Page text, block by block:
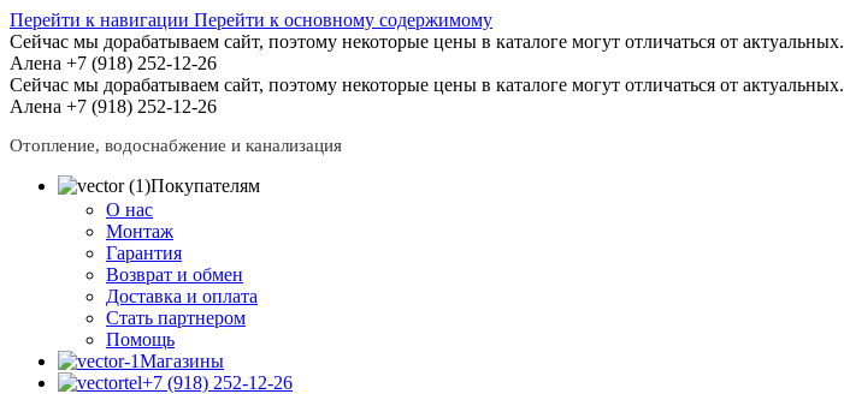
Перейти к навигации Перейти к основному содержимому
Сейчас мы дорабатываем сайт, поэтому некоторые цены в каталоге могут отличаться от актуальных.
Алена +7 (918) 252-12-26
Сейчас мы дорабатываем сайт, поэтому некоторые цены в каталоге могут отличаться от актуальных.
Алена +7 (918) 252-12-26
Отопление, водоснабжение и канализация
Покупателям
О нас
Монтаж
Гарантия
Возврат и обмен
Доставка и оплата
Стать партнером
Помощь
Магазины
+7 (918) 252-12-26